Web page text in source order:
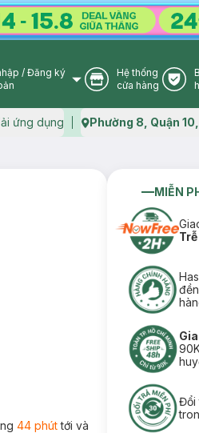
User Icon
/ Đăng ký
Store Icon
Hệ thống
cửa hàng
ứng dụng Phường 8, Quận
44 phúttới và
MIỄN
Đổi